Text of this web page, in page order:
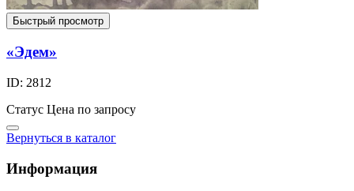
Быстрый просмотр
«Эдем»
ID: 2812
Статус Цена по запросу
Вернуться в каталог
Информация